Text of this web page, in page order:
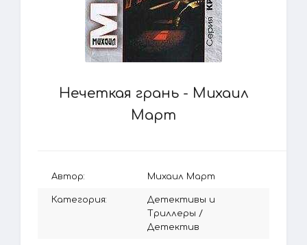
Нечеткая грань - Михаил
Март
Автор: Михаил Март
Категория:
Детективы и
Триллеры /
Детектив